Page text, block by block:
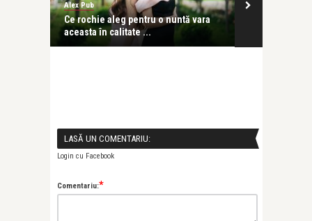
Alex Pub
Ce rochie aleg pentru o nuntă vara
aceasta în calitate ...
LASĂ UN COMENTARIU:
Login cu Facebook
Comentariu:*